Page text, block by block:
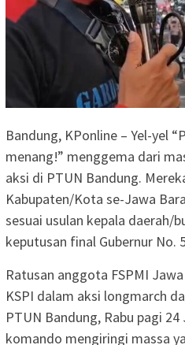
Bandung, KPonline – Yel-yel
menang!” menggema dari
aksi di PTUN Bandung.
Kabupaten/Kota se-Jawa
sesuai usulan kepala daerah/
keputusan final Gubernur No.
Ratusan anggota FSPMI
KSPI dalam aksi longmarch
PTUN Bandung, Rabu pagi
komando mengiringi massa